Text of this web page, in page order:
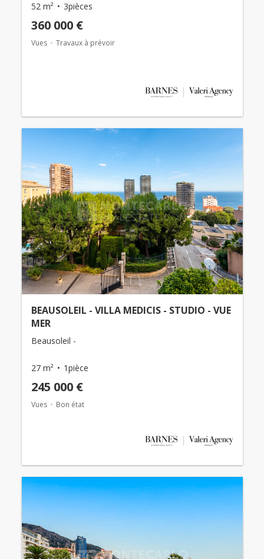
52 m² 3pièces
360 000 €
Vues Travaux à prévoir
BEAUSOLEIL - VILLA MEDICIS - STUDIO - VUE
MER
Beausoleil -
27 m² 1pièce
245 000 €
Vues Bon état